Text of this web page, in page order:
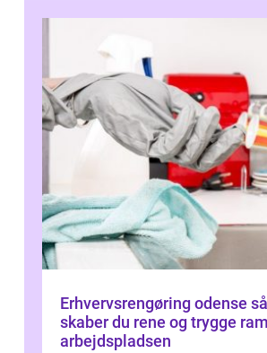
Erhvervsrengøring odense sådan
skaber du rene og trygge
arbejdspladsen